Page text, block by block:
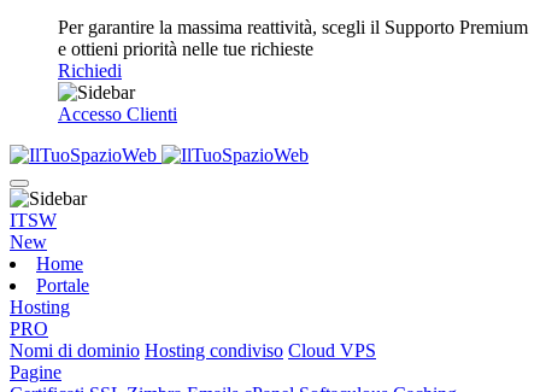
Per garantire la massima reattività, scegli il Supporto Premium
e ottieni priorità nelle tue richieste
Richiedi
Accesso Clienti
ITSW
New
Home
Portale
Hosting
PRO
Nomi di dominio Hosting condiviso Cloud VPS
Pagine